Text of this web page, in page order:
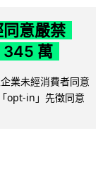
同意嚴禁
345 萬
業未經消費者同意
opt-in」先徵同意